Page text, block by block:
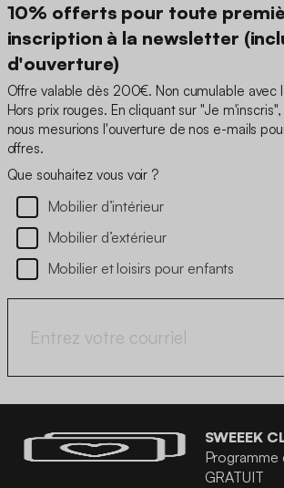
10% offerts pour toute
inscription à la newsletter
d'ouverture)
Offre valable dès 200€. Non cumulable avec
Hors prix rouges. En cliquant sur "Je
nous mesurions l'ouverture de nos e-mails
offres.
Que souhaitez vous voir ?
Mobilier d’intérieur
Mobilier d’extérieur
Mobilier et loisirs pour enfants
SWEEEK
Programme
GRATUIT